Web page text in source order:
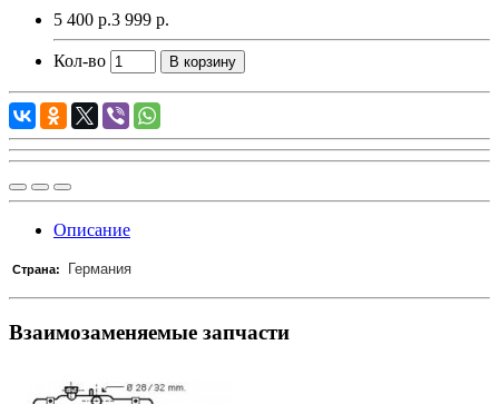
5 400 р.3 999 р.
Кол-во В корзину
Описание
Страна: Германия
Взаимозаменяемые запчасти